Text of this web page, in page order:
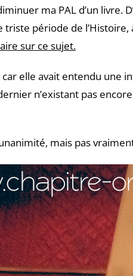
ma PAL d’un livre.
période de
sur ce sujet.
elle avait entendu une
n’existant pas
mais pas